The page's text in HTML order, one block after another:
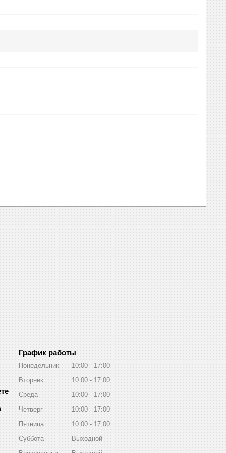
График работы
Понедельник 10:00
17:00
Вторник
10:00
17:00
Среда
10:00
17:00
Четверг
10:00
17:00
Пятница
10:00
17:00
Суббота
Выходной